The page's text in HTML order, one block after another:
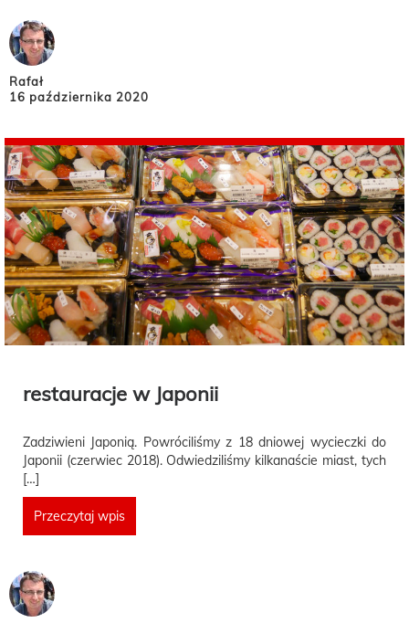
Rafał
16 października 2020
restauracje w Japonii
Zadziwieni Japonią. Powróciliśmy z 18 dniowej wycieczki do
Japonii (czerwiec 2018). Odwiedziliśmy kilkanaście miast, tych
[…]
Przeczytaj wpis